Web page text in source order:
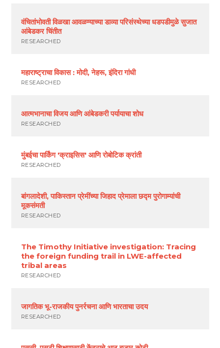
वंचितांभोवती विळखा आवळण्याच्या डाव्या परिसंस्थेच्या धडपडीमुळे सुजात
आंबेडकर चिंतीत
RESEARCHED
महाराष्ट्राचा विकास : मोदी, नेहरू, इंदिरा गांधी
RESEARCHED
आत्मभानाचा विजय आणि आंबेडकरी पर्यायाचा शोध
RESEARCHED
मुंबईचा पार्किंग 'क्राइसिस' आणि रोबोटिक क्रांती
RESEARCHED
बांगलादेशी, पाकिस्तान प्रेमींच्या जिहाद प्रेमाला छद्म पुरोगाम्यांची
मूकसंमती
RESEARCHED
The Timothy Initiative investigation: Tracing
the foreign funding trail in LWE-affected
tribal areas
RESEARCHED
जागतिक भू-राजकीय पुनर्रचना आणि भारताचा उदय
RESEARCHED